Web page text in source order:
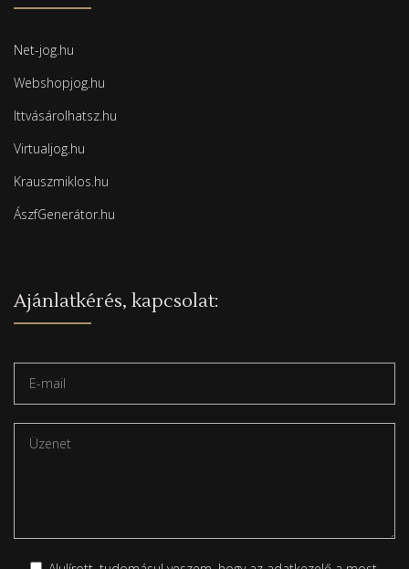
Net-jog.hu
Webshopjog.hu
Ittvásárolhatsz.hu
Virtualjog.hu
Krauszmiklos.hu
ÁszfGenerátor.hu
Ajánlatkérés, kapcsolat: